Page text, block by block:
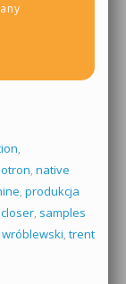
,
, native
, produkcja
, samples
, trent